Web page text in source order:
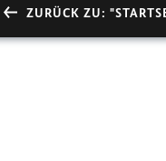
ZURÜCK ZU: